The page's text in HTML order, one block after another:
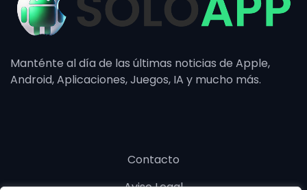
Manténte al día de las últimas noticias de Apple,
Android, Aplicaciones, Juegos, IA y mucho más.
Contacto
Aviso Legal